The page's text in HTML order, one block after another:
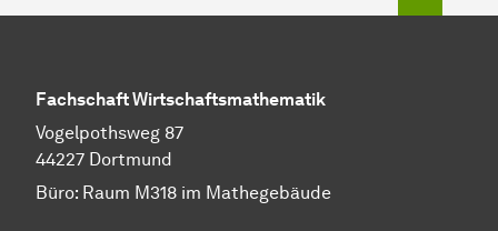
Fachschaft Wirtschaftsmathematik
Vogelpothsweg 87
44227 Dortmund
Büro: Raum M318 im Mathegebäude